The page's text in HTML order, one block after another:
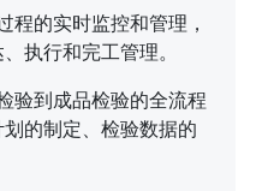
程的实时监控和管理，
执行和完工管理。
验到成品检验的全流程
的制定、检验数据的